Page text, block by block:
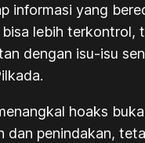
informasi yang
lebih terkontrol,
dengan isu-isu
hoaks
dan penindakan,